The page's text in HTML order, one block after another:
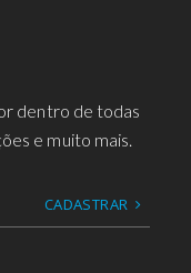
dentro de todas
e muito mais.
CADASTRAR